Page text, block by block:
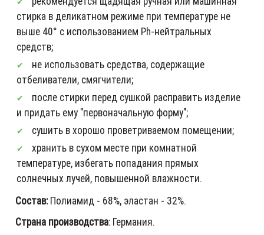
стирка в деликатном режиме при температуре не
выше 40° с использованием Ph-нейтральных
средств;
не использовать средства, содержащие
отбеливатели, смягчители;
после стирки перед сушкой расправить изделие
и придать ему "первоначальную форму";
сушить в хорошо проветриваемом помещении;
хранить в сухом месте при комнатной
температуре, избегать попадания прямых
солнечных лучей, повышенной влажности.
Состав:Полиамид - 68%, эластан - 32%.
Страна производства: Германия.